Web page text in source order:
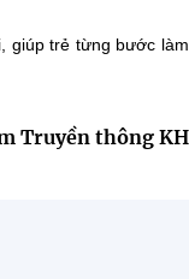
giúp trẻ từng bước
Truyền thông